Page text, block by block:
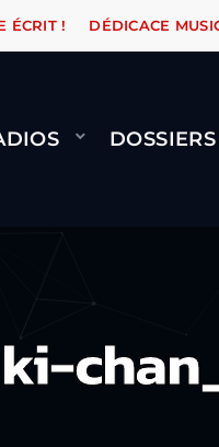
PASSE, ÇA LE FAIT !
ÉCRIT ! DÉDICACE
DOSSIERS